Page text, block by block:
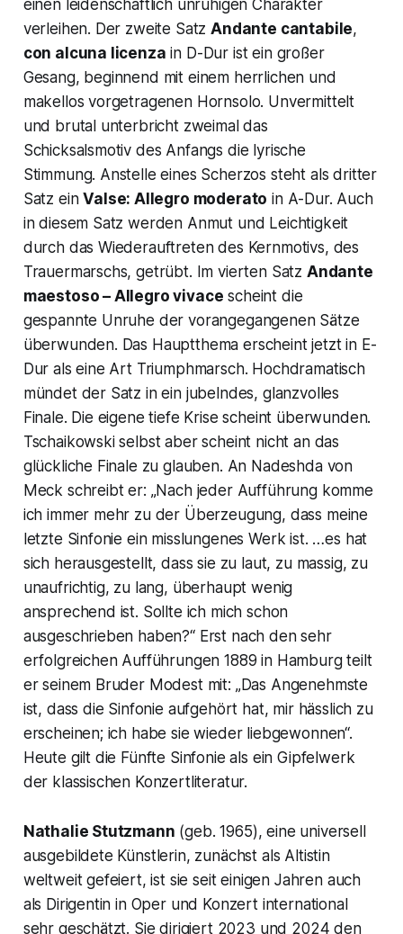
einen leidenschaftlich unruhigen Charakter
verleihen. Der zweite SatzAndante cantabile,
con alcuna licenza in D-Dur ist ein großer
Gesang, beginnend mit einem herrlichen und
makellos vorgetragenen Hornsolo. Unvermittelt
und brutal unterbricht zweimal das
Schicksalsmotiv des Anfangs die lyrische
Stimmung. Anstelle eines Scherzos steht als dritter
Satz einValse: Allegro moderato in A-Dur. Auch
in diesem Satz werden Anmut und Leichtigkeit
durch das Wiederauftreten des Kernmotivs, des
Trauermarschs, getrübt. Im vierten Satz Andante
maestoso – Allegro vivace scheint die
gespannte Unruhe der vorangegangenen Sätze
überwunden. Das Hauptthema erscheint jetzt in E-
Dur als eine Art Triumphmarsch. Hochdramatisch
mündet der Satz in ein jubelndes, glanzvolles
Finale. Die eigene tiefe Krise scheint überwunden.
Tschaikowski selbst aber scheint nicht an das
glückliche Finale zu glauben. An Nadeshda von
Meck schreibt er: „Nach jeder Aufführung komme
ich immer mehr zu der Überzeugung, dass meine
letzte Sinfonie ein misslungenes Werk ist. …es hat
sich herausgestellt, dass sie zu laut, zu massig, zu
unaufrichtig, zu lang, überhaupt wenig
ansprechend ist. Sollte ich mich schon
ausgeschrieben haben?“ Erst nach den sehr
erfolgreichen Aufführungen 1889 in Hamburg teilt
er seinem Bruder Modest mit: „Das Angenehmste
ist, dass die Sinfonie aufgehört hat, mir hässlich zu
erscheinen; ich habe sie wieder liebgewonnen“.
Heute gilt die Fünfte Sinfonie als ein Gipfelwerk
der klassischen Konzertliteratur.
Nathalie Stutzmann (geb. 1965), eine universell
ausgebildete Künstlerin, zunächst als Altistin
weltweit gefeiert, ist sie seit einigen Jahren auch
als Dirigentin in Oper und Konzert international
sehr geschätzt. Sie dirigiert 2023 und 2024 den